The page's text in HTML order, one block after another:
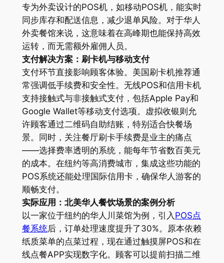
专为外卖设计的POS机，如移动POS机，能实时
同步库存和配送信息，减少退单风险。对于华人
外卖餐馆来说，这意味着在高峰期也能保持高效
运转，而无需额外雇佣人员。
支付解决方案：刷卡机与移动支付
支付环节直接影响顾客体验。美国刷卡机推荐通
常强调低手续费和安全性。无线POS和信用卡机
支持接触式与非接触式支付，包括Apple Pay和
Google Wallet等移动支付选项。虚拟收银则允
许顾客通过二维码自助结账，特别适合快餐场
景。同时，关注餐厅刷卡手续费是业主的痛点
——选择费率透明的系统，能每年节省数百美元
的成本。在纽约等高消费城市，集成这些功能的
POS系统还能处理国际信用卡，确保华人游客的
顺畅支付。
实际应用：北美华人餐饮场景的案例分析
以一家位于纽约的华人川菜馆为例，引入 POS点
餐系统后，订单处理速度提升了30%。原本依赖
纸质菜单的点菜过程，现在通过触摸屏POS和在
线点餐APP实现数字化。顾客可以提前扫描二维